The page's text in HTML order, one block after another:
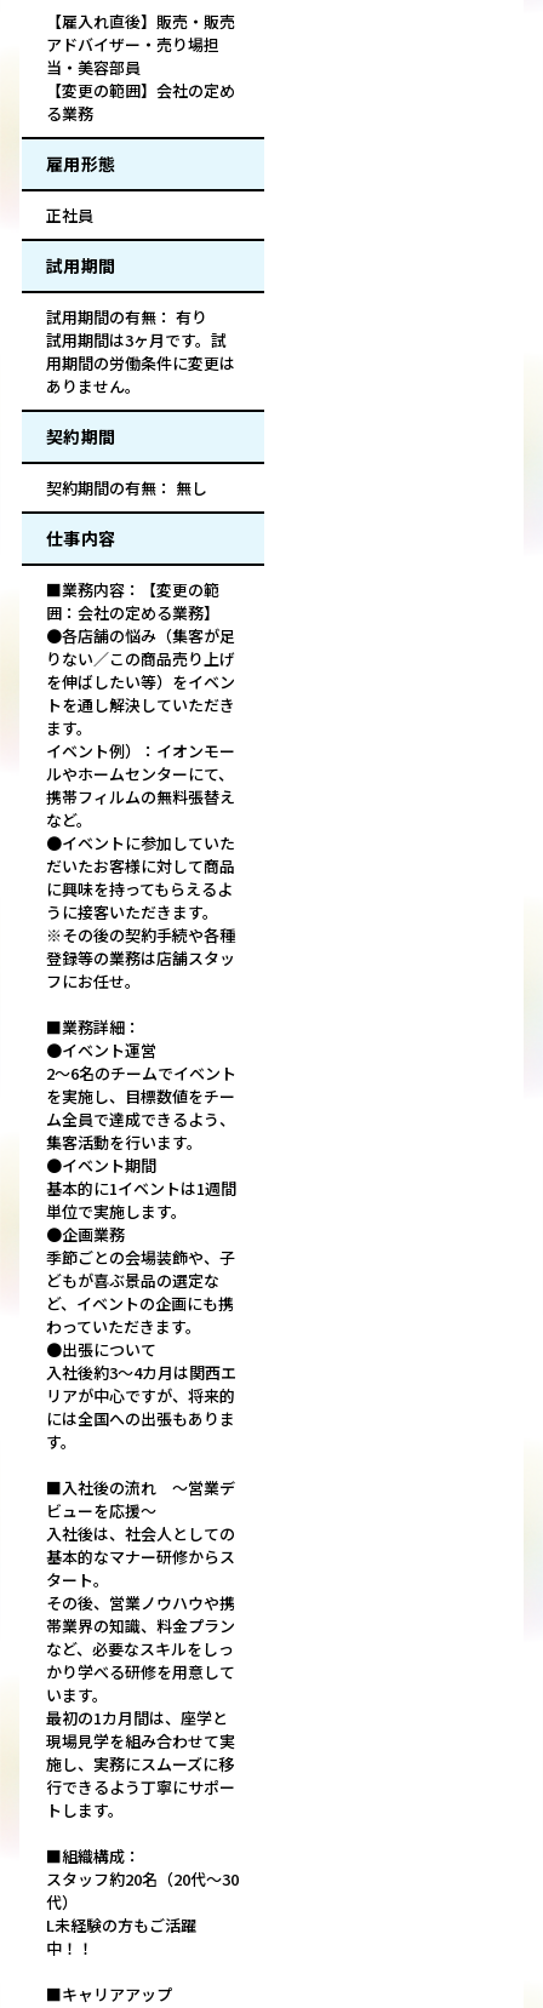
【雇入れ直後】販売・販売
アドバイザー・売り場担
当・美容部員
【変更の範囲】会社の定め
る業務
雇用形態
正社員
試用期間
試用期間の有無： 有り
試用期間は3ヶ月です。試
用期間の労働条件に変更は
ありません。
契約期間
契約期間の有無： 無し
仕事内容
■業務内容：【変更の範
囲：会社の定める業務】
●各店舗の悩み（集客が足
りない／この商品売り上げ
を伸ばしたい等）をイベン
トを通し解決していただき
ます。
イベント例）：イオンモー
ルやホームセンターにて、
携帯フィルムの無料張替え
など。
●イベントに参加していた
だいたお客様に対して商品
に興味を持ってもらえるよ
うに接客いただきます。
※その後の契約手続や各種
登録等の業務は店舗スタッ
フにお任せ。
■業務詳細：
●イベント運営
2～6名のチームでイベント
を実施し、目標数値をチー
ム全員で達成できるよう、
集客活動を行います。
●イベント期間
基本的に1イベントは1週間
単位で実施します。
●企画業務
季節ごとの会場装飾や、子
どもが喜ぶ景品の選定な
ど、イベントの企画にも携
わっていただきます。
●出張について
入社後約3～4カ月は関西エ
リアが中心ですが、将来的
には全国への出張もありま
す。
■入社後の流れ ～営業デ
ビューを応援～
入社後は、社会人としての
基本的なマナー研修からス
タート。
その後、営業ノウハウや携
帯業界の知識、料金プラン
など、必要なスキルをしっ
かり学べる研修を用意して
います。
最初の1カ月間は、座学と
現場見学を組み合わせて実
施し、実務にスムーズに移
行できるよう丁寧にサポー
トします。
■組織構成：
スタッフ約20名（20代～30
代）
L未経験の方もご活躍
中！！
■キャリアアップ